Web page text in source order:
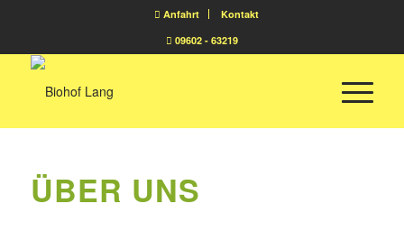
Anfahrt
Kontakt
09602 - 63219
ÜBER UNS